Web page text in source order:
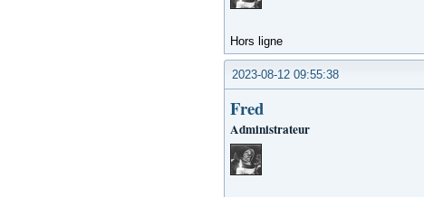
Hors ligne
2023-08-12 09:55:38
Fred
Administrateur